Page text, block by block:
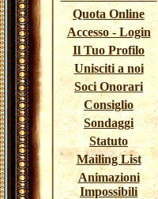
Quota Online
Accesso - Login
Il Tuo Profilo
Unisciti a noi
Soci Onorari
Consiglio
Sondaggi
Statuto
Mailing List
Animazioni
Impossibili